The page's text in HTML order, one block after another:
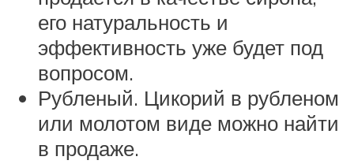
его натуральность и
эффективность уже будет под
вопросом.
Рубленый. Цикорий в рубленом
или молотом виде можно найти
в продаже.